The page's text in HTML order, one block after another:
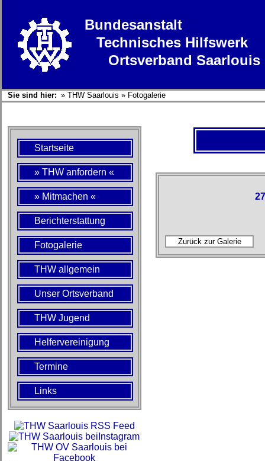
Bundesanstalt
Technisches Hilfswerk
Ortsverband Saarlouis
Sie sind hier: » THW Saarlouis » Fotogalerie
Startseite
» THW anfordern «
» Mitmachen «
Berichterstattung
Fotogalerie
THW allgemein
Unser Ortsverband
THW Jugend
Helfervereinigung
Termine
Links